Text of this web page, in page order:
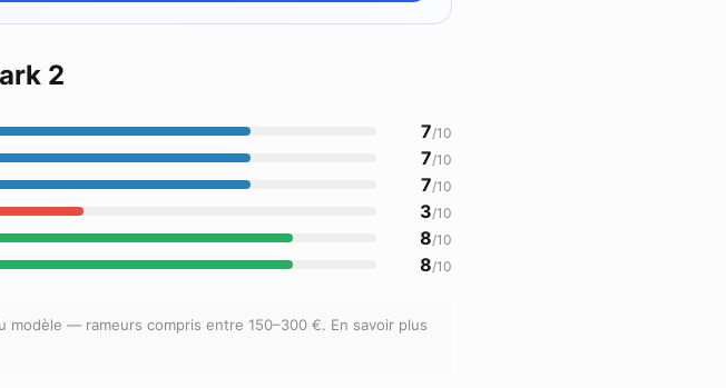
2
7/10
7/10
7/10
3/10
8/10
8/10
— rameurs compris entre 150–300 €. En savoir plus